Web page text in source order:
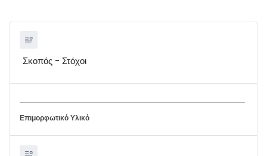
Σκοπός - Στόχοι
Επιμορφωτικό Υλικό